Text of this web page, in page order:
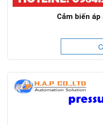
Cảm biến